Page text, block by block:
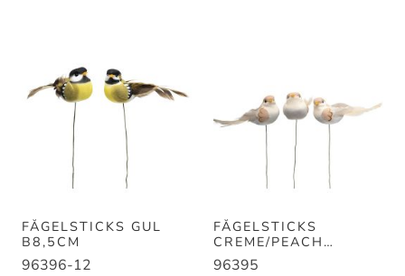
FÅGELSTICKS GUL
B8,5CM
96396-12
FÅGELSTICKS
CREME/PEACH
B8,5CM
96395